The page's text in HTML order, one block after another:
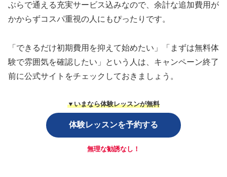
ぶらで通える充実サービス込みなので、余計な追加費用が
かからずコスパ重視の人にもぴったりです。
「できるだけ初期費用を抑えて始めたい」「まずは無料体
験で雰囲気を確認したい」という人は、キャンペーン終了
前に公式サイトをチェックしておきましょう。
▼いまなら体験レッスンが無料
体験レッスンを予約する
無理な勧誘なし！